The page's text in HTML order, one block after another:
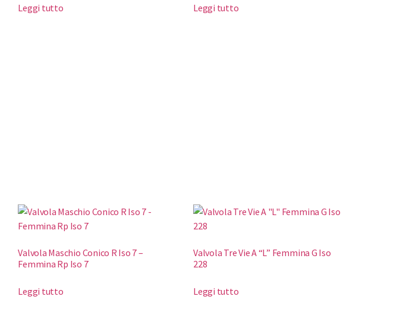
Leggi tutto Leggi tutto
Valvola Maschio Conico R Iso 7 –
Femmina Rp Iso 7
Leggi tutto
Valvola Tre Vie A “L” Femmina G Iso
228
Leggi tutto